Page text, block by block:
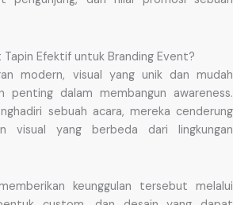
Tapin Efektif untuk Branding Event?
modern, visual yang unik dan mudah
penting dalam membangun awareness.
sebuah acara, mereka cenderung
visual yang berbeda dari lingkungan
keunggulan tersebut melalui